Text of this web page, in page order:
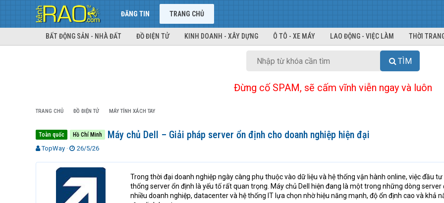
ĐĂNG TIN TRANG CHỦ
BẤT ĐỘNG SẢN - NHÀ ĐẤT ĐỒ ĐIỆN TỬ KINH DOANH - XÂY DỰNG Ô TÔ - XE MÁY LAO ĐỘNG - VIỆC LÀM THỜI
TÌM
Đừng cố SPAM, sẽ cấm vĩnh viễn ngay và luôn
TRANG CHỦ ĐỒ ĐIỆN TỬ MÁY TÍNH XÁCH TAY
Toàn quốc Hồ Chí Minh Máy chủ Dell – Giải pháp server ổn định cho doanh nghiệp hiện đại
T
TopWay
N
à
ử
i
26/5/26
Trong thời đại doanh nghiệp ngày càng phụ thuộc vào dữ liệu và hệ thống vận hành online, việc đầu
thống server ổn định là yếu tố rất quan trọng. Máy chủ Dell hiện đang là một trong những dòng server
nhiều doanh nghiệp, datacenter và hệ thống IT lựa chọn nhờ hiệu năng mạnh, độ ổn định cao và khả